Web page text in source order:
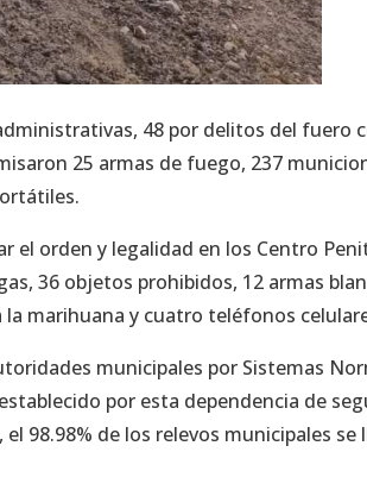
48 por delitos del fuero
25 armas de fuego, 237
el orden y legalidad en los Centro
36 objetos prohibidos, 12 armas
marihuana y cuatro teléfonos
municipales por Sistemas
por esta dependencia de
98.98% de los relevos municipales se